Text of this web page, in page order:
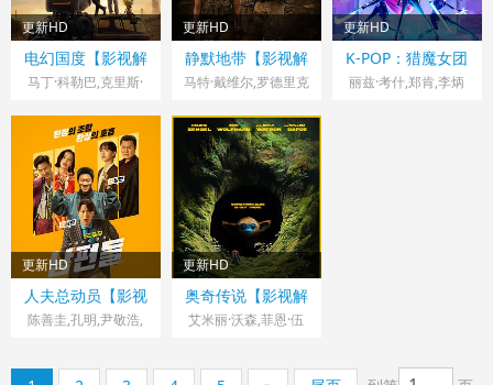
维,Corin·Clark·Corin·
Clark,Danica·Dreyer·
Danica·Dreyer,Kingst
on·Chan·Kingston·Ch
od·Dianne·Greenwo
·玛桑凯,埃琳娜·桑兹,
吉奥古·萨伍艾斯,埃里
克·古
德,Ana·Rosa·De·Eiza
更新HD
美国> 影视解说
2020 导演：乔·罗素,
电幻国度【影视解
说】
马丁·科勒巴,克里斯·
朗,布莱恩·考克斯,吉
安卡罗·埃斯波西托,安
东尼·麦凯,库利·卡尔
文,斯坦利·图齐,珍妮·
斯蕾特,泰瑞·诺塔里,
杰森·亚历山大,亚当·
克罗斯代尔,比利·鲍伯
·松顿,德文·达尔顿,关
继威,杰西卡·卢扎,伍
纳·亨克,安娜·梅岑采
更新HD
匈牙利> 影视解说
2025 导演：
静默地带【影视解
说】
马特·戴维尔,罗德里克
艾格塔·达
瑙,David·Fox,卡蒂亚·
博科尔,德克兰·汉宁
根,卢卡·帕普,安德斯·
奥洛夫·格伦德伯
格,Julian·Krenn,Nikol
ett·Barabas,Alexis·L
atham,哈里·索维
克,Márk·Palla,罗伯特·
逊,Aniek·Jacobs,Niels
更新HD
美国> 影视解说
2025 导演：克里斯·
K-POP：猎魔女团
【影视解说】
丽兹·考什,郑肯,李炳
aik,Jennifer·Sun·Bell·J
更新HD
韩国> 影视解说
2026 导演：朴奎泰
人夫总动员【影视
解说】
陈善圭,孔明,尹敬浩,
熙,全昭旻
更新HD
美国> 影视解说
2025 导演：以赛亚·
奥奇传说【影视解
说】
艾米丽·沃森,菲恩·伍
娜·泽格